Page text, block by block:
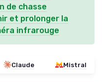
de chasse
et prolonger la
infrarouge
Claude Mistral